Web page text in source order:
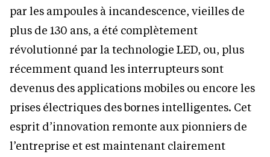
par les ampoules à incandescence, vieilles de
plus de 130 ans, a été complètement
révolutionné par la technologie LED, ou, plus
récemment quand les interrupteurs sont
devenus des applications mobiles ou encore les
prises électriques des bornes intelligentes. Cet
esprit d’innovation remonte aux pionniers de
l’entreprise et est maintenant clairement